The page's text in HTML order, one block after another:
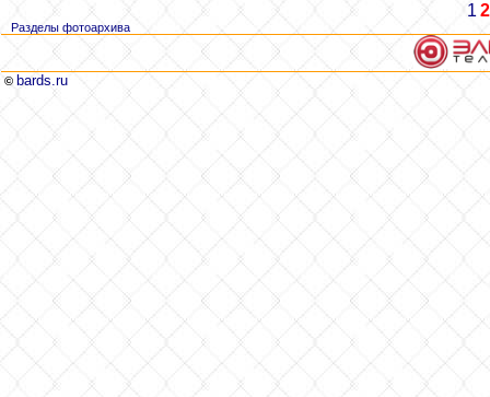
1 2
Разделы фотоархива
© bards.ru